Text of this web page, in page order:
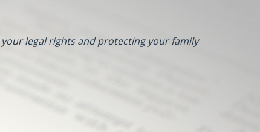
legal rights and protecting your family